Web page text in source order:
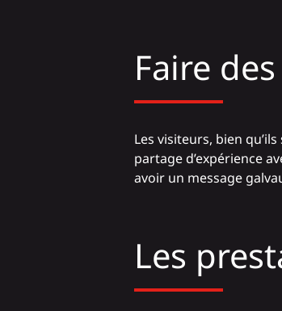
Faire
Les visiteurs, bien
partage d’expérience
avoir un message
Les